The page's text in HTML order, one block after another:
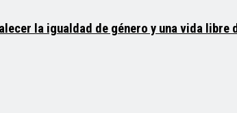
la igualdad de género y una vida libre